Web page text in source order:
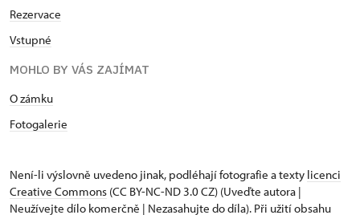
Rezervace
Vstupné
MOHLO BY VÁS ZAJÍMAT
O zámku
Fotogalerie
Není-li výslovně uvedeno jinak, podléhají fotografie a texty licenci
Creative Commons (CC BY-NC-ND 3.0 CZ) (Uveďte autora |
Neužívejte dílo komerčně | Nezasahujte do díla). Při užití obsahu